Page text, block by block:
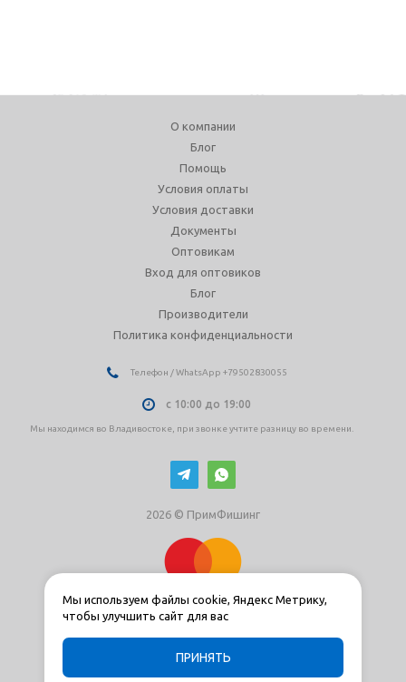
О компании
Блог
Помощь
Условия оплаты
Условия доставки
Документы
Оптовикам
Вход для оптовиков
Блог
Производители
Политика конфиденциальности
Телефон / WhatsApp +79502830055
с 10:00 до 19:00
Мы находимся во Владивостоке, при звонке учтите разницу во времени.
2026 © ПримФишинг
Мы используем файлы cookie, Яндекс Метрику,
чтобы улучшить сайт для вас
ПРИНЯТЬ